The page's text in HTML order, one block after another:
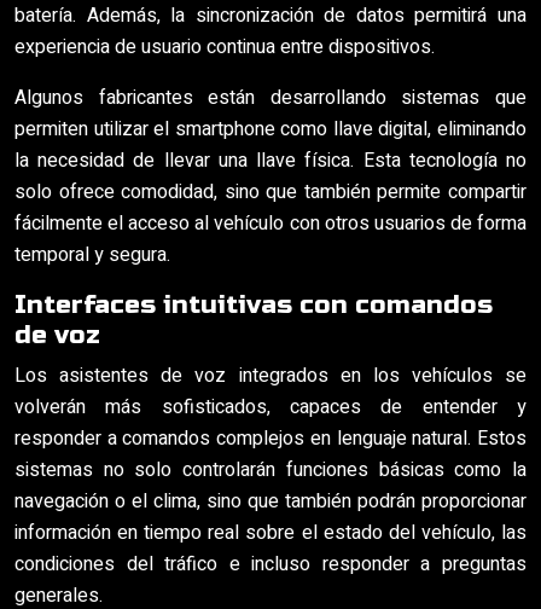
batería. Además, la sincronización de datos permitirá una
experiencia de usuario continua entre dispositivos.
Algunos fabricantes están desarrollando sistemas que
permiten utilizar el smartphone como llave digital, eliminando
la necesidad de llevar una llave física. Esta tecnología no
solo ofrece comodidad, sino que también permite compartir
fácilmente el acceso al vehículo con otros usuarios de forma
temporal y segura.
Interfaces intuitivas con comandos
de voz
Los asistentes de voz integrados en los vehículos se
volverán más sofisticados, capaces de entender y
responder a comandos complejos en lenguaje natural. Estos
sistemas no solo controlarán funciones básicas como la
navegación o el clima, sino que también podrán proporcionar
información en tiempo real sobre el estado del vehículo, las
condiciones del tráfico e incluso responder a preguntas
generales.